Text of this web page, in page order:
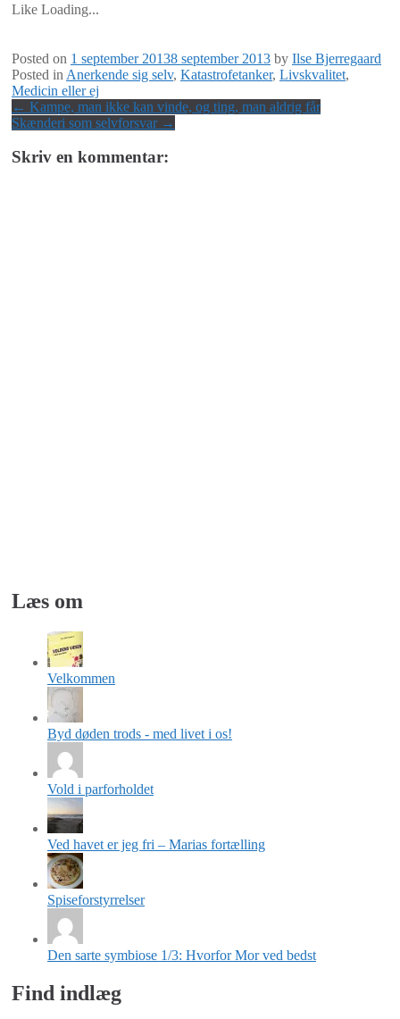
Like Loading...
Posted on 1 september 20138 september 2013 by Ilse Bjerregaard
Posted in Anerkende sig selv, Katastrofetanker, Livskvalitet,
Medicin eller ej
Post
navigation
← Kampe, man ikke kan vinde, og ting, man aldrig får
Skænderi som selvforsvar →
Skriv en kommentar:
Læs om
Velkommen
Byd døden trods - med livet i os!
Vold i parforholdet
Ved havet er jeg fri – Marias fortælling
Spiseforstyrrelser
Den sarte symbiose 1/3: Hvorfor Mor ved bedst
Find indlæg